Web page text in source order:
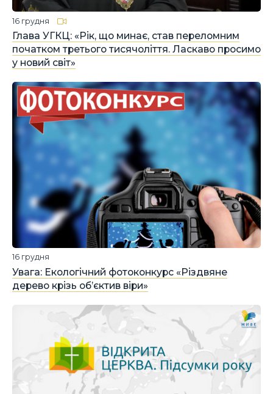
Глава УГКЦ: «Рік, що минає, став переломним
початком третього тисячоліття. Ласкаво просимо
у новий світ»
16 грудня
Увага: Екологічний фотоконкурс «Різдвяне
дерево крізь об’єктив віри»
16 грудня